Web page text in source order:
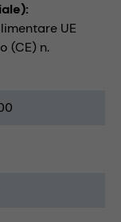
UE
(CE) n.